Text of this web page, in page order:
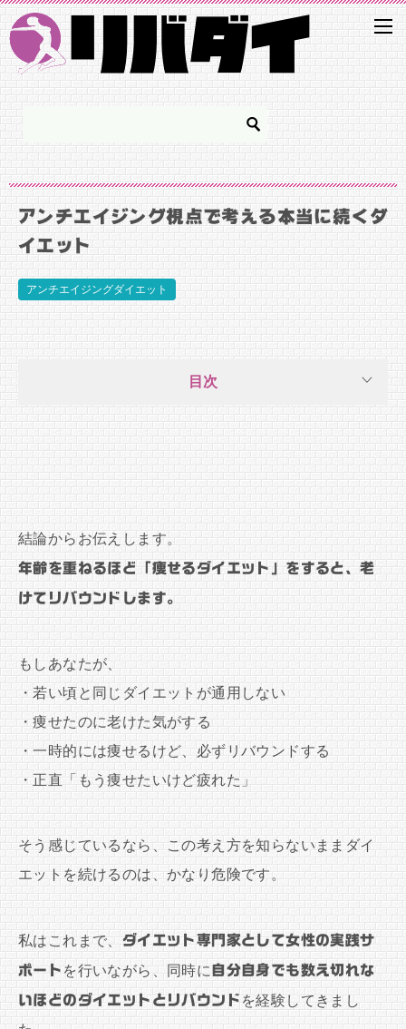
アンチエイジング視点で考える本当に続くダ
イエット
アンチエイジングダイエット
目次
結論からお伝えします。
年齢を重ねるほど「痩せるダイエット」をすると、老
けてリバウンドします。
もしあなたが、
・若い頃と同じダイエットが通用しない
・痩せたのに老けた気がする
・一時的には痩せるけど、必ずリバウンドする
・正直「もう痩せたいけど疲れた」
そう感じているなら、この考え方を知らないままダイ
エットを続けるのは、かなり危険です。
私はこれまで、 ダイエット専門家として女性の実践サ
ポートを行いながら、同時に 自分自身でも数え切れな
いほどのダイエットとリバウンドを経験してきまし